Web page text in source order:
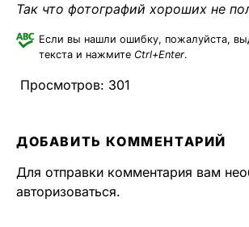
Так что фотографий хороших не
Если вы нашли ошибку, пожалуйста,
текста и нажмите Ctrl+Enter.
Просмотров: 301
ДОБАВИТЬ КОММЕНТАРИЙ
Для отправки комментария вам
авторизоваться.